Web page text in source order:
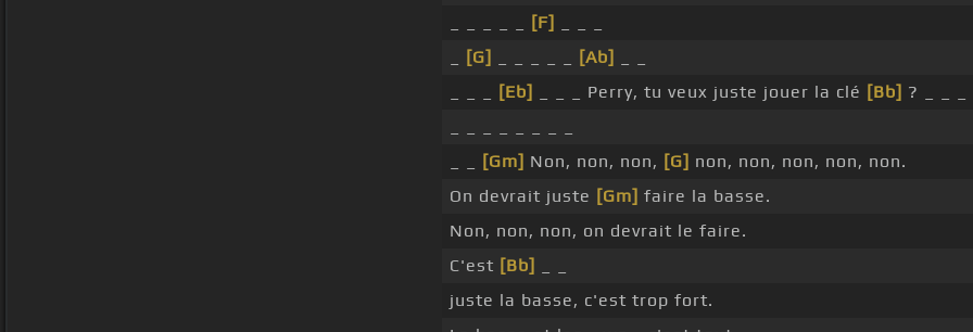
[F]
[G] [Ab]
[Eb] _ _ _ Perry, tu veux juste jouer la clé [Bb] ? _ _ _
[Gm] Non, non, non, [G] non, non, non, non, non.
On devrait juste [Gm] faire la basse.
Non, non, non, on devrait le faire.
C'est [Bb]
juste la basse, c'est trop fort.